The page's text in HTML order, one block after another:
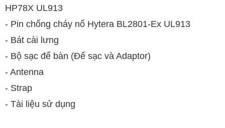
HP78X UL913
- Pin chống cháy nổ Hytera BL2801-Ex UL913
- Bát cài lưng
- Bộ sạc để bàn (Đế sạc và Adaptor)
- Antenna
- Strap
- Tài liệu sử dụng